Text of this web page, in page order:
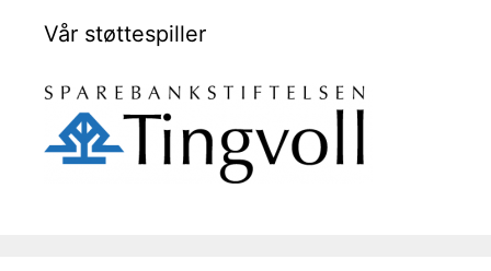
Vår støttespiller